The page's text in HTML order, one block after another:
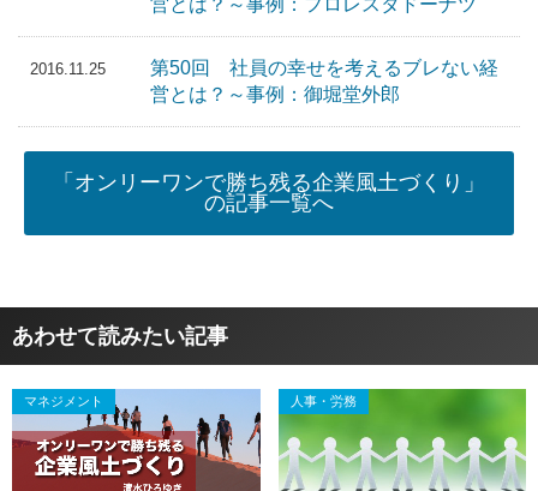
営とは？～事例：フロレスタドーナツ
2016.11.25
第50回 社員の幸せを考えるブレない経
営とは？～事例：御堀堂外郎
「オンリーワンで勝ち残る企業風土づくり」
の記事一覧へ
あわせて読みたい記事
マネジメント 人事・労務